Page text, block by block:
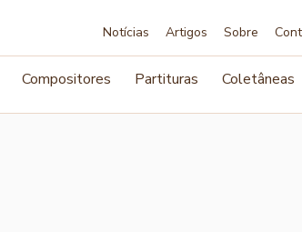
Notícias Artigos Sobre
Compositores Partituras Coletâneas